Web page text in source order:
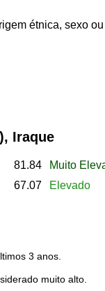
étnica, sexo
Iraque
81.84
Muito
67.07 Elevado
3 anos.
muito alto.